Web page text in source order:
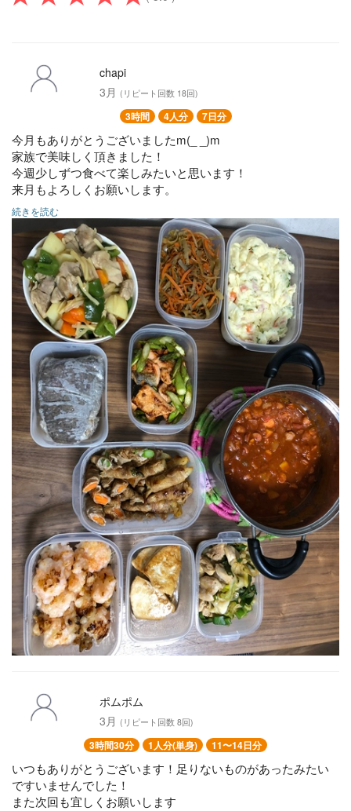
chapi
3月 (リピート回数 18回)
3時間 4人分 7日分
今月もありがとうございましたm(_ _)m
家族で美味しく頂きました！
今週少しずつ食べて楽しみたいと思います！
来月もよろしくお願いします。
○ローストビーフ
○海老だんご
○鶏もも肉と長ネギの焼き鳥丼風
○きんぴらゴボウ
○鮭とアスパラガスのバターソテー
○野菜の豚バラ巻（ジャガイモ、人参、アスパラ）
○カジキマグロの照焼き
○鶏もも肉といろいろ野菜の甘酢炒め（じゃがいも、ピーマ
ン、筍、人参、玉ねぎ）
○ポテトサラダ
○ソーセージとトマトのキーマカレー風
続きを読む
ポムポム
3月 (リピート回数 8回)
3時間30分 1人分(単身) 11〜14日分
いつもありがとうございます！足りないものがあったみたい
ですいませんでした！
また次回も宜しくお願いします